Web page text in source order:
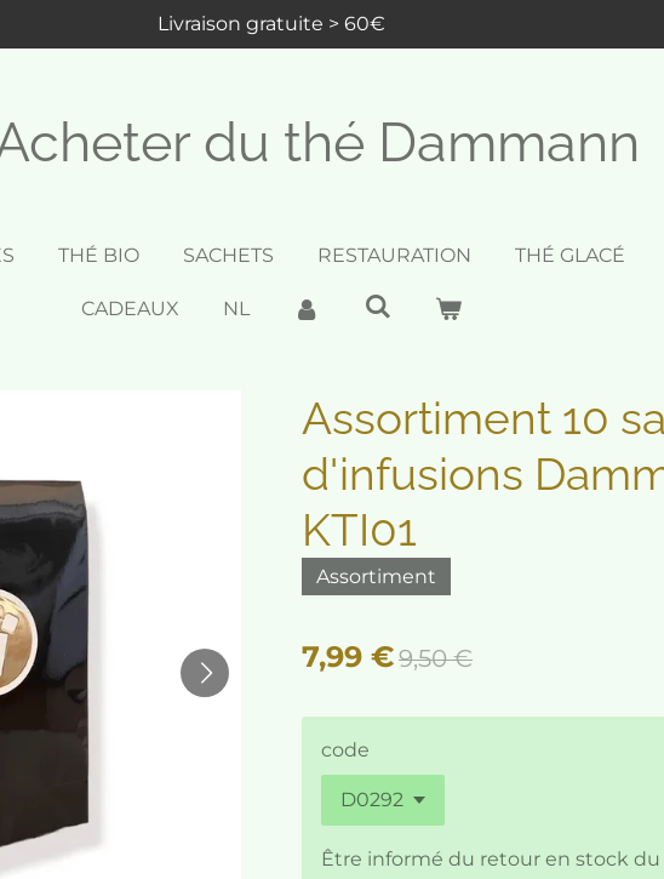
Livraison gratuite > 60€
du thé Dammann
THÉ BIO SACHETS RESTAURATION THÉ GLACÉ
CADEAUX NL
Assortiment 10
d'infusions
KTI01
Assortiment
7,99 €9,50 €
code
Être informé du retour en stock